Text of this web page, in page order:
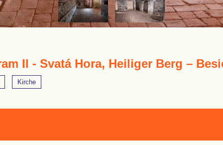
II - Svatá Hora, Heiliger Berg –
Kirche